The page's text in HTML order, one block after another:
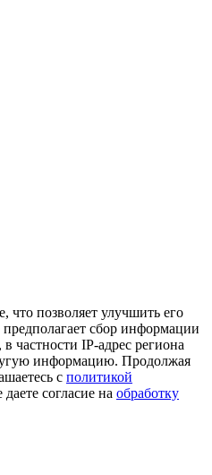
что позволяет улучшить его
сбор информации
в частности IP-адрес региона
информацию. Продолжая
с политикой
даете согласие на обработку